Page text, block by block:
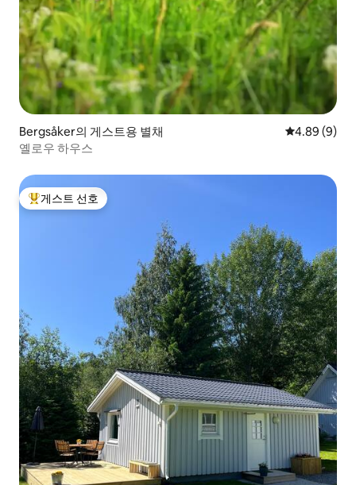
Bergsåker의 게스트용 별채 평점 4.89점
4.89 (9)
옐로우 하우스
상위 게스트 선호
게스트 선호